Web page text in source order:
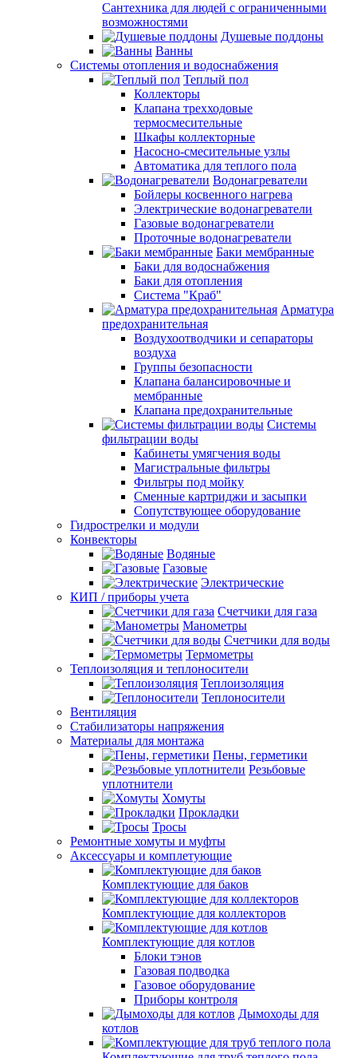
Сантехника для людей с ограниченными
возможностями
Душевые поддоны
Ванны
Системы отопления и водоснабжения
Теплый пол
Коллекторы
Клапана трехходовые
термосмесительные
Шкафы коллекторные
Насосно-смесительные узлы
Автоматика для теплого пола
Водонагреватели
Бойлеры косвенного нагрева
Электрические водонагреватели
Газовые водонагреватели
Проточные водонагреватели
Баки мембранные
Баки для водоснабжения
Баки для отопления
Система "Краб"
Арматура
предохранительная
Воздухоотводчики и сепараторы
воздуха
Группы безопасности
Клапана балансировочные и
мембранные
Клапана предохранительные
Системы
фильтрации воды
Кабинеты умягчения воды
Магистральные фильтры
Фильтры под мойку
Сменные картриджи и засыпки
Сопутствующее оборудование
Гидрострелки и модули
Конвекторы
Водяные
Газовые
Электрические
КИП / приборы учета
Счетчики для газа
Манометры
Счетчики для воды
Термометры
Теплоизоляция и теплоносители
Теплоизоляция
Теплоносители
Вентиляция
Стабилизаторы напряжения
Материалы для монтажа
Пены, герметики
Резьбовые
уплотнители
Хомуты
Прокладки
Тросы
Ремонтные хомуты и муфты
Аксессуары и комплетующие
Комплектующие для баков
Комплектующие для коллекторов
Комплектующие для котлов
Блоки тэнов
Газовая подводка
Газовое оборудование
Приборы контроля
Дымоходы для
котлов